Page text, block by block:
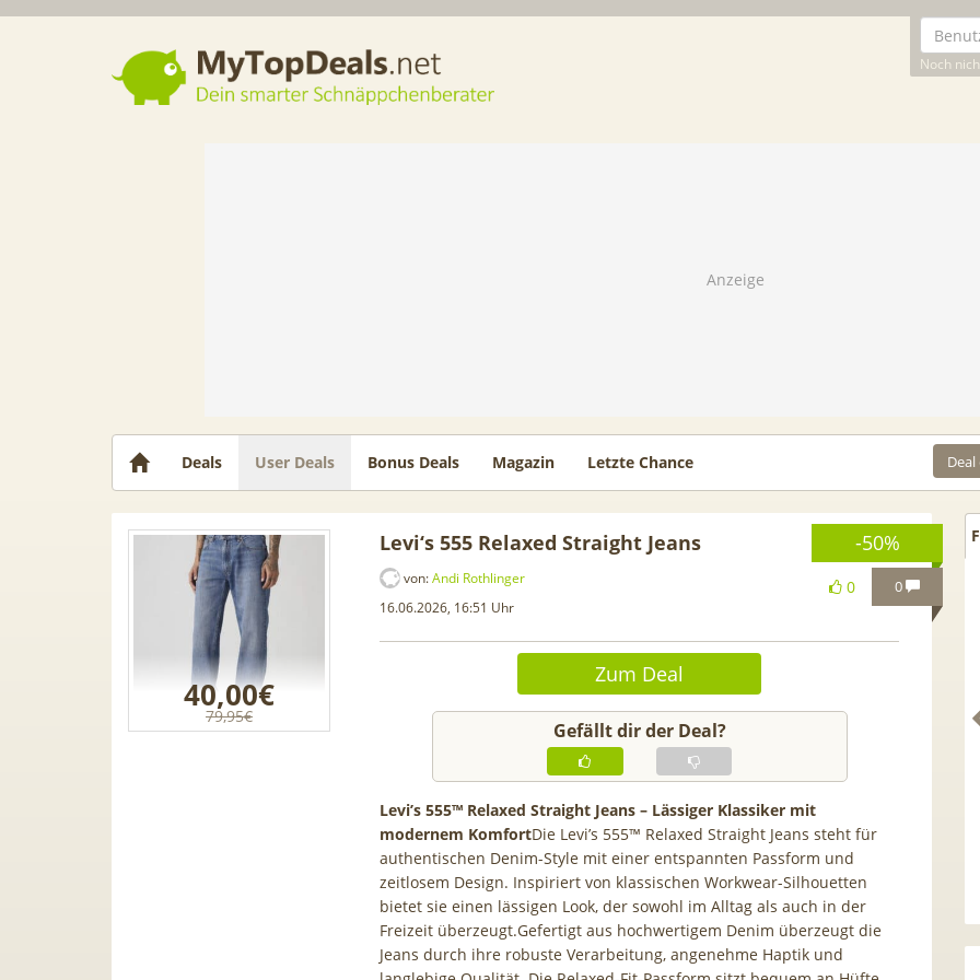
Noch
Dein smarter Schnäppchenberater
Deals User Deals Bonus Deals Magazin Letzte Chance
-50%
0
0
40,00€
79,95€
Levi‘s 555 Relaxed Straight Jeans
von:Andi Rothlinger
16.06.2026, 16:51 Uhr
Zum Deal
Gefällt dir der Deal?
Levi’s 555™ Relaxed Straight Jeans – Lässiger Klassiker mit
modernem KomfortDie Levi’s 555™ Relaxed Straight Jeans steht für
authentischen Denim-Style mit einer entspannten Passform und
zeitlosem Design. Inspiriert von klassischen Workwear-Silhouetten
bietet sie einen lässigen Look, der sowohl im Alltag als auch in der
Freizeit überzeugt.Gefertigt aus hochwertigem Denim überzeugt die
Jeans durch ihre robuste Verarbeitung, angenehme Haptik und
50€ Wechselbonus! 🎉 50GB 5G
Vodafone Allnet für 7,99€ mtl.
| 0,00€ Anschlusskosten | eff.
TOP 🍿 Netflix Standard + 300
TV-Sender (280 in HD) via
waipu.tv Perfect Plus ab 9€
mtl.
TCL tragbares 3-in-1
Klimagerät | Kühlen /
Luftentfeuchten | 9.000
App- & Smart-Home-